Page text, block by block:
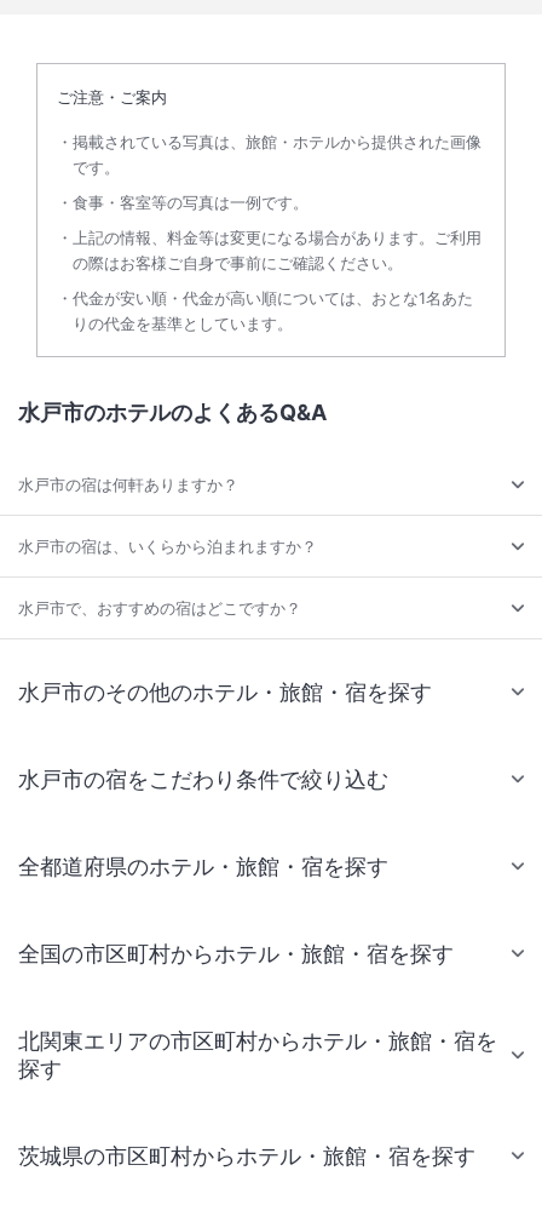
ご注意・ご案内
掲載されている写真は、旅館・ホテルから提供された画像
です。
食事・客室等の写真は一例です。
上記の情報、料金等は変更になる場合があります。ご利用
の際はお客様ご自身で事前にご確認ください。
代金が安い順・代金が高い順については、おとな1名あた
りの代金を基準としています。
水戸市のホテルのよくあるQ&A
水戸市の宿は何軒ありますか？
水戸市の宿は、いくらから泊まれますか？
水戸市で、おすすめの宿はどこですか？
水戸市のその他のホテル・旅館・宿を探す
水戸市の宿をこだわり条件で絞り込む
全都道府県のホテル・旅館・宿を探す
全国の市区町村からホテル・旅館・宿を探す
北関東エリアの市区町村からホテル・旅館・宿を
探す
茨城県の市区町村からホテル・旅館・宿を探す